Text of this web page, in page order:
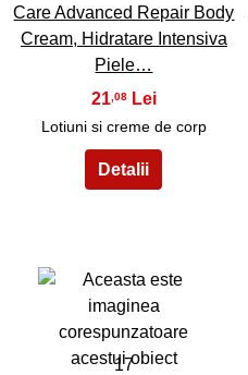
Care Advanced Repair Body
Cream, Hidratare Intensiva
Piele…
21 ,08
Lotiuni si creme de corp
17